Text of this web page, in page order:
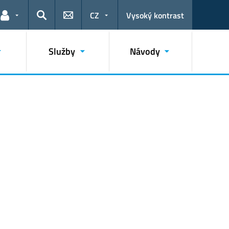
Odkazy pro uživatele
Hledat
CZ Vysoký kontrast
Služby Návody